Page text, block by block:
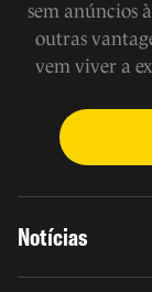
Não tire
Não
sem anúncios
outras
vem viver a
Notícias